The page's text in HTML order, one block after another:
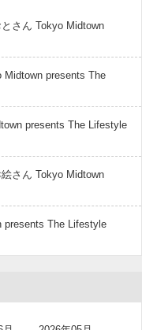
さん Tokyo Midtown
Midtown presents The
presents The Lifestyle
さん Tokyo Midtown
presents The Lifestyle